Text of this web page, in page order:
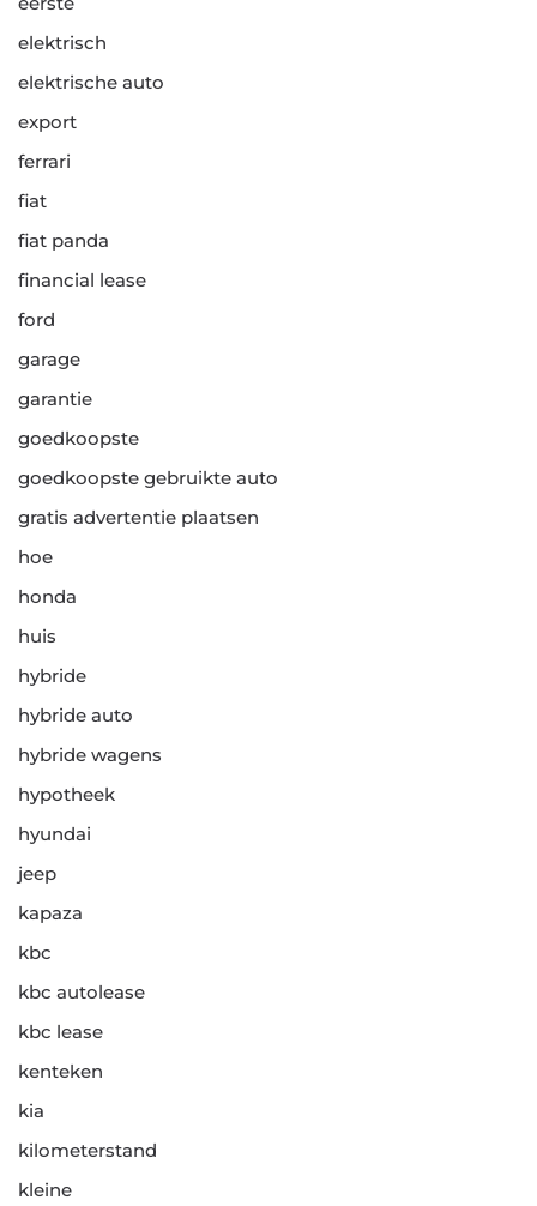
elektrisch
elektrische auto
export
ferrari
fiat
fiat panda
financial lease
ford
garage
garantie
goedkoopste
goedkoopste gebruikte auto
gratis advertentie plaatsen
hoe
honda
huis
hybride
hybride auto
hybride wagens
hypotheek
hyundai
jeep
kapaza
kbc
kbc autolease
kbc lease
kenteken
kia
kilometerstand
kleine